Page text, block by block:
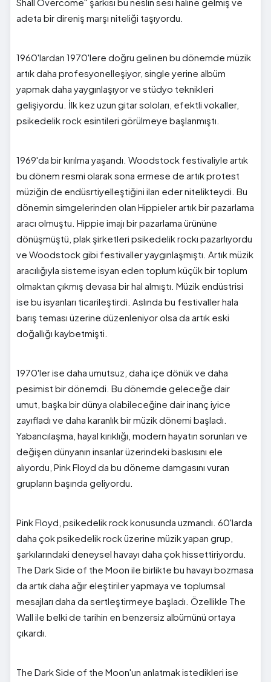
adeta bir direniş marşı niteliği taşıyordu.
1960'lardan 1970'lere doğru gelinen bu dönemde müzik
artık daha profesyonelleşiyor, single yerine albüm
yapmak daha yaygınlaşıyor ve stüdyo teknikleri
gelişiyordu. İlk kez uzun gitar soloları, efektli vokaller,
psikedelik rock esintileri görülmeye başlanmıştı.
1969'da bir kırılma yaşandı. Woodstock festivaliyle artık
bu dönem resmi olarak sona ermese de artık protest
müziğin de endüsrtiyelleştiğini ilan eder nitelikteydi. Bu
dönemin simgelerinden olan Hippieler artık bir pazarlama
aracı olmuştu. Hippie imajı bir pazarlama ürününe
dönüşmüştü, plak şirketleri psikedelik rockı pazarlıyordu
ve Woodstock gibi festivaller yaygınlaşmıştı. Artık müzik
aracılığıyla sisteme isyan eden toplum küçük bir toplum
olmaktan çıkmış devasa bir hal almıştı. Müzik endüstrisi
ise bu isyanları ticarileştirdi. Aslında bu festivaller hala
barış teması üzerine düzenleniyor olsa da artık eski
doğallığı kaybetmişti.
1970'ler ise daha umutsuz, daha içe dönük ve daha
pesimist bir dönemdi. Bu dönemde geleceğe dair
umut, başka bir dünya olabileceğine dair inanç iyice
zayıfladı ve daha karanlık bir müzik dönemi başladı.
Yabancılaşma, hayal kırıklığı, modern hayatın sorunları ve
değişen dünyanın insanlar üzerindeki baskısını ele
alıyordu, Pink Floyd da bu döneme damgasını vuran
grupların başında geliyordu.
Pink Floyd, psikedelik rock konusunda uzmandı. 60'larda
daha çok psikedelik rock üzerine müzik yapan grup,
şarkılarındaki deneysel havayı daha çok hissettiriyordu.
The Dark Side of the Moon ile birlikte bu havayı bozmasa
da artık daha ağır eleştiriler yapmaya ve toplumsal
mesajları daha da sertleştirmeye başladı. Özellikle The
Wall ile belki de tarihin en benzersiz albümünü ortaya
çıkardı.
The Dark Side of the Moon'un anlatmak istedikleri ise